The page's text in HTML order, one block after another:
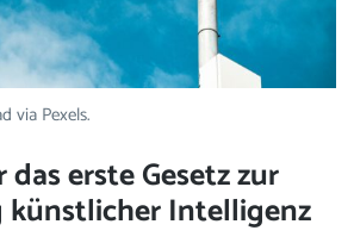
via Pexels.
erste Gesetz zur
künstlicher Intelligenz